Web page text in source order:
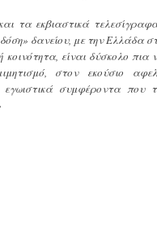
τα εκβιαστικά
δανείου, με την Eλλάδα
είναι δύσκολο πια
στον εκούσιο
συμφέροντα που